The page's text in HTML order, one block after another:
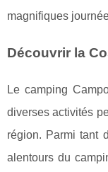
magnifiques
Découvrir la
Le camping
diverses activités
région. Parmi tant
alentours du